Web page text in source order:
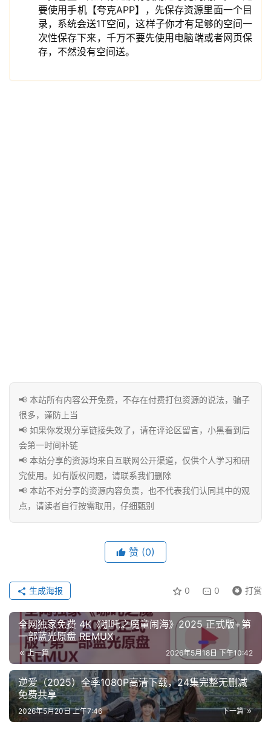
联
系
合
作
要使用手机【夸克APP】，先保存资源里面一个目
录，系统会送1T空间，这样子你才有足够的空间一
次性保存下来，千万不要先使用电脑端或者网页保
存，不然没有空间送。
📢 本站所有内容公开免费，不存在付费打包资源的说法，骗子
很多，谨防上当
📢 如果你发现分享链接失效了，请在评论区留言，小黑看到后
会第一时间补链
📢 本站分享的资源均来自互联网公开渠道，仅供个人学习和研
究使用。如有版权问题，请联系我们删除
📢 本站不对分享的资源内容负责，也不代表我们认同其中的观
点，请读者自行按需取用，仔细甄别
赞 (0)
0 0 打赏
生成海报
全网独家免费 4K《哪吒之魔童闹海》2025 正式版+第
一部蓝光原盘 REMUX
上一篇 2026年5月18日 下午10:42
逆爱（2025）全季1080P高清下载，24集完整无删减
免费共享
下一篇
2026年5月20日 上午7:46